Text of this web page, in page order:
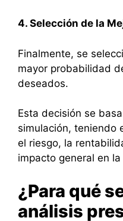
4. Selección de la
Finalmente, se
mayor probabilidad
deseados.
Esta decisión se
simulación, teniendo
el riesgo, la
impacto general en
¿Para qué
análisis